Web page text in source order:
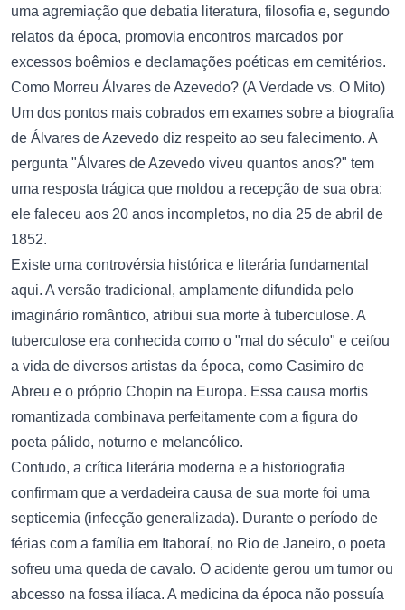
uma agremiação que debatia literatura, filosofia e, segundo
relatos da época, promovia encontros marcados por
excessos boêmios e declamações poéticas em cemitérios.
Como Morreu Álvares de Azevedo? (A Verdade vs. O Mito)
Um dos pontos mais cobrados em exames sobre a biografia
de Álvares de Azevedo diz respeito ao seu falecimento. A
pergunta "Álvares de Azevedo viveu quantos anos?" tem
uma resposta trágica que moldou a recepção de sua obra:
ele faleceu aos 20 anos incompletos, no dia 25 de abril de
1852.
Existe uma controvérsia histórica e literária fundamental
aqui. A versão tradicional, amplamente difundida pelo
imaginário romântico, atribui sua morte à tuberculose. A
tuberculose era conhecida como o "mal do século" e ceifou
a vida de diversos artistas da época, como Casimiro de
Abreu e o próprio Chopin na Europa. Essa causa mortis
romantizada combinava perfeitamente com a figura do
poeta pálido, noturno e melancólico.
Contudo, a crítica literária moderna e a historiografia
confirmam que a verdadeira causa de sua morte foi uma
septicemia (infecção generalizada). Durante o período de
férias com a família em Itaboraí, no Rio de Janeiro, o poeta
sofreu uma queda de cavalo. O acidente gerou um tumor ou
abcesso na fossa ilíaca. A medicina da época não possuía